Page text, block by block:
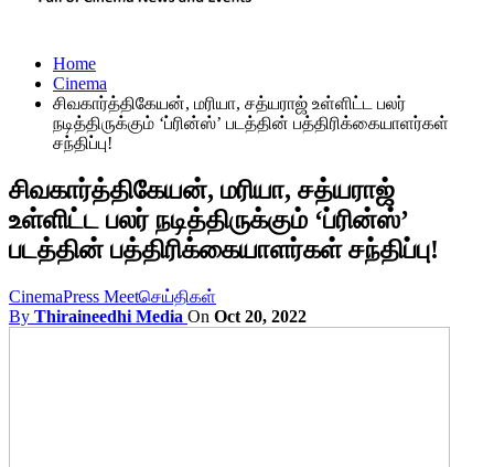
Home
Cinema
சிவகார்த்திகேயன், மரியா, சத்யராஜ் உள்ளிட்ட பலர்
நடித்திருக்கும் ‘ப்ரின்ஸ்’ படத்தின் பத்திரிக்கையாளர்கள்
சந்திப்பு!
சிவகார்த்திகேயன், மரியா, சத்யராஜ்
உள்ளிட்ட பலர் நடித்திருக்கும் ‘ப்ரின்ஸ்’
படத்தின் பத்திரிக்கையாளர்கள் சந்திப்பு!
CinemaPress Meetசெய்திகள்
By Thiraineedhi Media On Oct 20, 2022